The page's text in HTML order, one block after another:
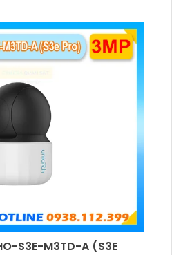
S3E-M3TD-A (S3E